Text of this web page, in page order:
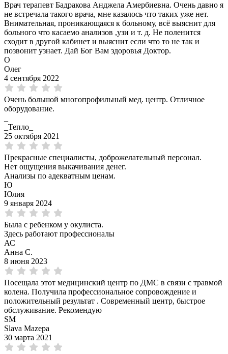
Врач терапевт Бадракова Анджела Амербиевна. Очень давно я
не встречала такого врача, мне казалось что таких уже нет.
Внимательная, проникающаяся к больному, всё выяснит для
больного что касаемо анализов ,узи и т. д. Не поленится
сходит в другой кабинет и выяснит если что то не так и
позвонит узнает. Дай Бог Вам здоровья Доктор.
О
Олег
4 сентября 2022
Очень большой многопрофильный мед. центр. Отличное
оборудование.
_Тепло_
25 октября 2021
Прекрасные специалисты, доброжелательный персонал.
Нет ощущения выкачивания денег.
Анализы по адекватным ценам.
Ю
Юлия
9 января 2024
Была с ребенком у окулиста.
Здесь работают профессионалы
АС
Анна С.
8 июня 2023
Посещала этот медицинский центр по ДМС в связи с травмой
колена. Получила профессиональное сопровождение и
положительный результат . Современный центр, быстрое
обслуживание. Рекомендую
SM
Slava Mazepa
30 марта 2021